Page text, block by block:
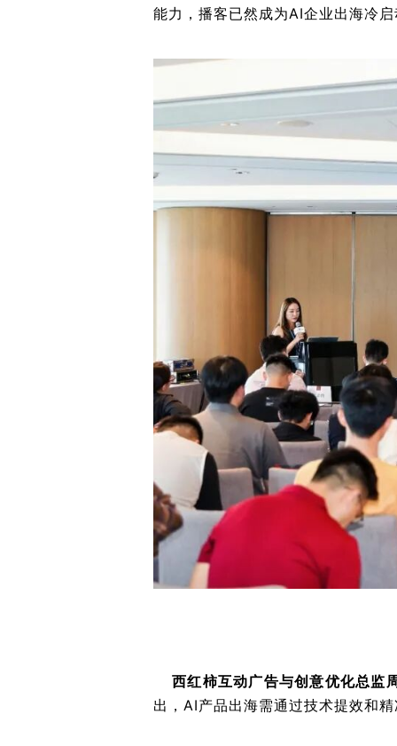
能力，播客已然成为AI企业出海冷
西红柿互动广告与创意优化总监
出，AI产品出海需通过技术提效和